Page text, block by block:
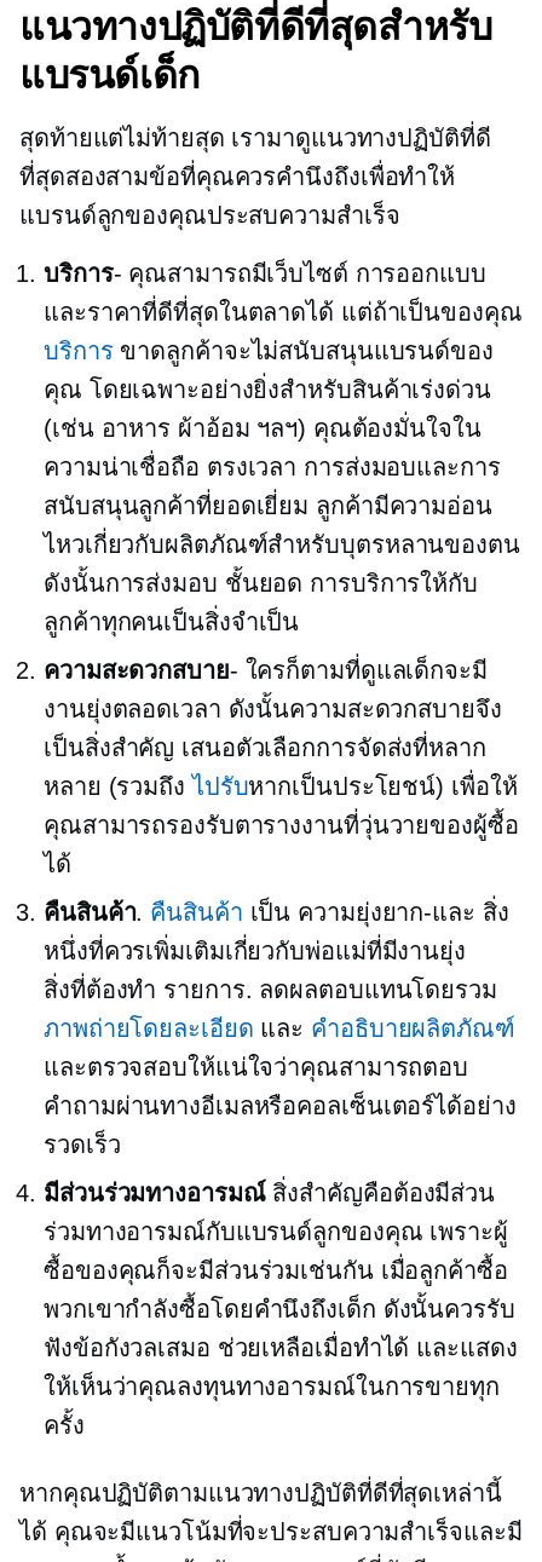
แนวทางปฏิบัติที่ดีที่สุดสำหรับ
แบรนด์เด็ก
สุดท้ายแต่ไม่ท้ายสุด เรามาดูแนวทางปฏิบัติที่ดี
ที่สุดสองสามข้อที่คุณควรคำนึงถึงเพื่อทำให้
แบรนด์ลูกของคุณประสบความสำเร็จ
บริการ- คุณสามารถมีเว็บไซต์ การออกแบบ
และราคาที่ดีที่สุดในตลาดได้ แต่ถ้าเป็นของคุณ
บริการ ขาดลูกค้าจะไม่สนับสนุนแบรนด์ของ
คุณ โดยเฉพาะอย่างยิ่งสำหรับสินค้าเร่งด่วน
(เช่น อาหาร ผ้าอ้อม ฯลฯ) คุณต้องมั่นใจใน
ความน่าเชื่อถือ ตรงเวลา การส่งมอบและการ
สนับสนุนลูกค้าที่ยอดเยี่ยม ลูกค้ามีความอ่อน
ไหวเกี่ยวกับผลิตภัณฑ์สำหรับบุตรหลานของตน
ดังนั้นการส่งมอบ ชั้นยอด การบริการให้กับ
ลูกค้าทุกคนเป็นสิ่งจำเป็น
ความสะดวกสบาย- ใครก็ตามที่ดูแลเด็กจะมี
งานยุ่งตลอดเวลา ดังนั้นความสะดวกสบายจึง
เป็นสิ่งสำคัญ เสนอตัวเลือกการจัดส่งที่หลาก
หลาย (รวมถึงไปรับหากเป็นประโยชน์) เพื่อให้
คุณสามารถรองรับตารางงานที่วุ่นวายของผู้ซื้อ
ได้
คืนสินค้า. คืนสินค้า เป็น ความยุ่งยาก-และ สิ่ง
หนึ่งที่ควรเพิ่มเติมเกี่ยวกับพ่อแม่ที่มีงานยุ่ง
สิ่งที่ต้องทำ รายการ. ลดผลตอบแทนโดยรวม
ภาพถ่ายโดยละเอียด และ คำอธิบายผลิตภัณฑ์
และตรวจสอบให้แน่ใจว่าคุณสามารถตอบ
คำถามผ่านทางอีเมลหรือคอลเซ็นเตอร์ได้อย่าง
รวดเร็ว
มีส่วนร่วมทางอารมณ์สิ่งสำคัญคือต้องมีส่วน
ร่วมทางอารมณ์กับแบรนด์ลูกของคุณ เพราะผู้
ซื้อของคุณก็จะมีส่วนร่วมเช่นกัน เมื่อลูกค้าซื้อ
พวกเขากำลังซื้อโดยคำนึงถึงเด็ก ดังนั้นควรรับ
ฟังข้อกังวลเสมอ ช่วยเหลือเมื่อทำได้ และแสดง
ให้เห็นว่าคุณลงทุนทางอารมณ์ในการขายทุก
ครั้ง
หากคุณปฏิบัติตามแนวทางปฏิบัติที่ดีที่สุดเหล่านี้
ได้ คุณจะมีแนวโน้มที่จะประสบความสำเร็จและมี